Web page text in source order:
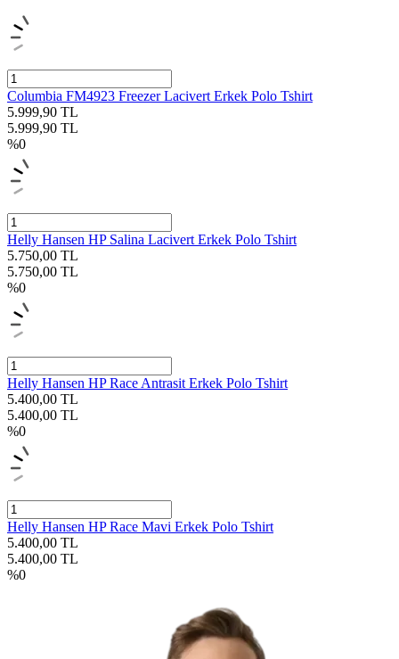
Columbia FM4923 Freezer Lacivert Erkek Polo Tshirt
5.999,90 TL
5.999,90 TL
%0
Helly Hansen HP Salina Lacivert Erkek Polo Tshirt
5.750,00 TL
5.750,00 TL
%0
Helly Hansen HP Race Antrasit Erkek Polo Tshirt
5.400,00 TL
5.400,00 TL
%0
Helly Hansen HP Race Mavi Erkek Polo Tshirt
5.400,00 TL
5.400,00 TL
%0